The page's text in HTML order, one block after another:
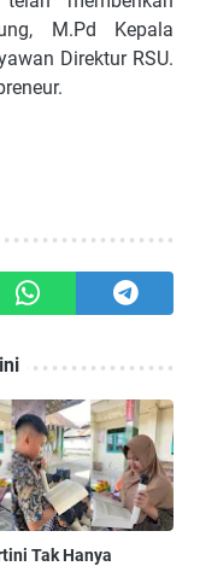
M.Pd Kepala
Direktur RSU.
Tak Hanya